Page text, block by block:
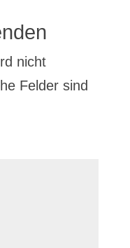
nicht
Felder sind